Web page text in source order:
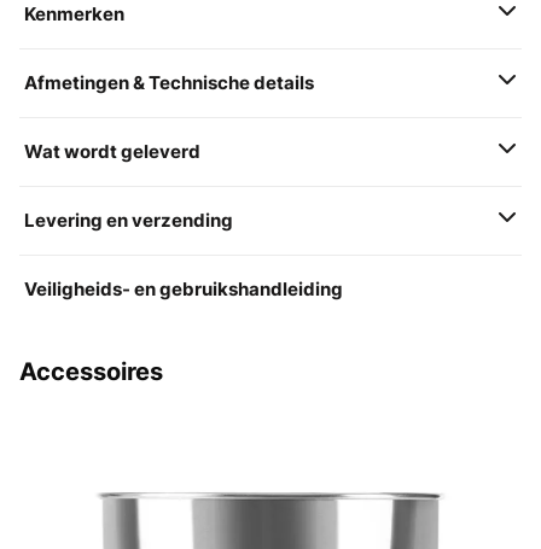
Kenmerken
Afmetingen & Technische details
Wat wordt geleverd
Levering en verzending
Veiligheids- en gebruikshandleiding
Accessoires